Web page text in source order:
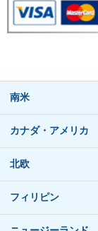
南米
カナダ・アメリカ
北欧
フィリピン